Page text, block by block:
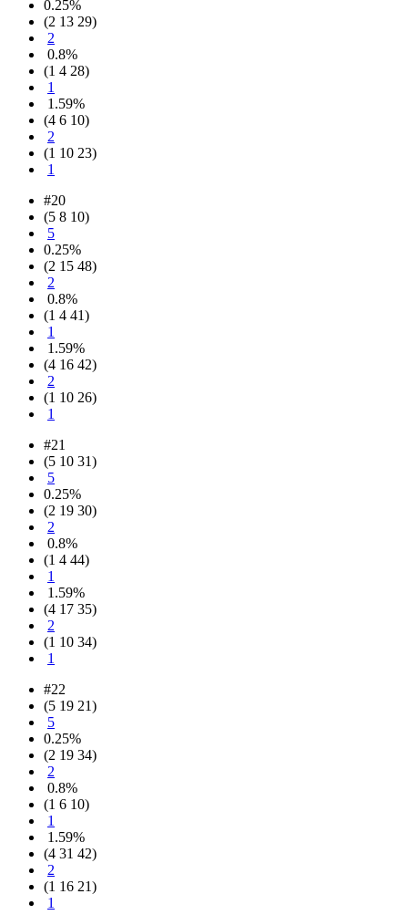
0.25%
(2 13 29)
2
0.8%
(1 4 28)
1
1.59%
(4 6 10)
2
(1 10 23)
1
#20
(5 8 10)
5
0.25%
(2 15 48)
2
0.8%
(1 4 41)
1
1.59%
(4 16 42)
2
(1 10 26)
1
#21
(5 10 31)
5
0.25%
(2 19 30)
2
0.8%
(1 4 44)
1
1.59%
(4 17 35)
2
(1 10 34)
1
#22
(5 19 21)
5
0.25%
(2 19 34)
2
0.8%
(1 6 10)
1
1.59%
(4 31 42)
2
(1 16 21)
1